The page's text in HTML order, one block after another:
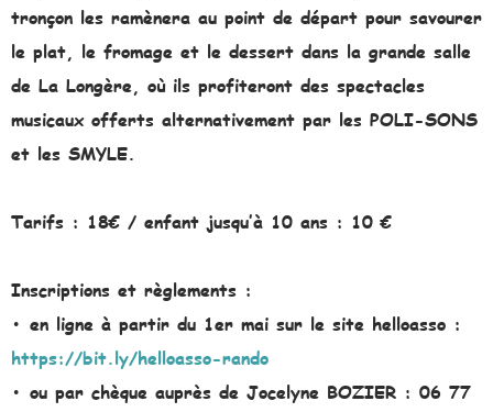
tronçon les ramènera au point de départ pour savourer
le plat, le fromage et le dessert dans la grande salle
de La Longère, où ils profiteront des spectacles
musicaux offerts alternativement par les POLI-SONS
et les SMYLE.
Tarifs : 18€ / enfant jusqu’à 10 ans : 10 €
Inscriptions et règlements :
• en ligne à partir du 1er mai sur le site helloasso :
https://bit.ly/helloasso-rando
• ou par chèque auprès de Jocelyne BOZIER : 06 77